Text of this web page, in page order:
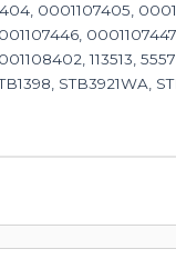
0001107405,
113513,
STB3921WA,